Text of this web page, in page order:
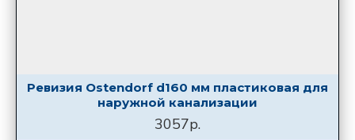
Ревизия Ostendorf d160 мм пластиковая для
наружной канализации
3057р.